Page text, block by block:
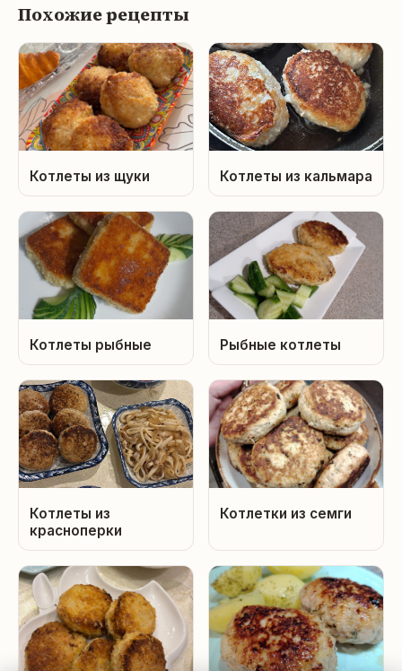
Похожие рецепты
Котлеты из щуки Котлеты из кальмара
Котлеты рыбные Рыбные котлеты
Котлеты из
красноперки
Котлетки из семги